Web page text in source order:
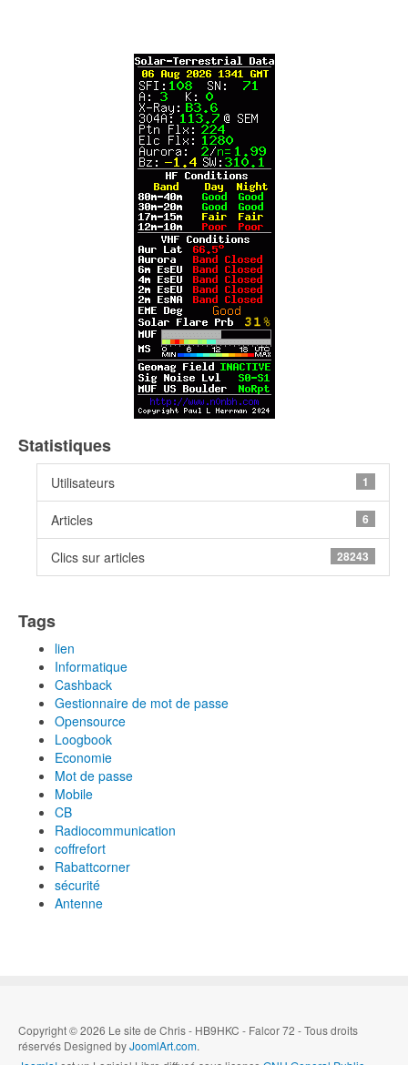
Statistiques
Utilisateurs 1
Articles 6
Clics sur articles 28243
Tags
lien
Informatique
Cashback
Gestionnaire de mot de passe
Opensource
Loogbook
Economie
Mot de passe
Mobile
CB
Radiocommunication
coffrefort
Rabattcorner
sécurité
Antenne
Copyright © 2026 Le site de Chris - HB9HKC - Falcor 72 - Tous droits
réservés Designed byJoomlArt.com.